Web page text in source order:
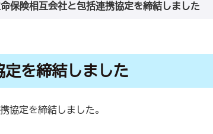
保険相互会社と包括連携協定を締結しました
を締結しました
協定を締結しました。